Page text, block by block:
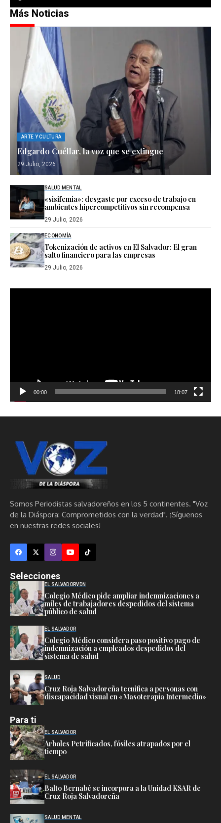
Más Noticias
ARTE Y CULTURA
Edgardo Cuéllar, la voz que se extingue
29 Julio, 2026
SALUD MENTAL
«sisifemia»: desgaste por exceso de trabajo en
ambientes hipercompetitivos sin recompensa
29 Julio, 2026
ECONOMÍA
Tokenización de activos en El Salvador: El gran
salto financiero para las empresas
29 Julio, 2026
00:00 18:07
Somos Periodistas salvadoreños en los 5 continentes. "Voz
de la Diáspora: Comprometidos con la verdad". ¡Síguenos
en nuestras redes sociales!
Selecciones
EL SALVADORVDN
Colegio Médico pide ampliar indemnizaciones a
miles de trabajadores despedidos del sistema
público de salud
EL SALVADOR
Colegio Médico considera paso positivo pago de
indemnización a empleados despedidos del
sistema de salud
SALUD
Cruz Roja Salvadoreña tecnifica a personas con
discapacidad visual en «Masoterapia Intermedio»
Para ti
EL SALVADOR
Árboles Petrificados, fósiles atrapados por el
tiempo
EL SALVADOR
Balto Bernabé se incorpora a la Unidad KSAR de
Cruz Roja Salvadoreña
SALUD MENTAL